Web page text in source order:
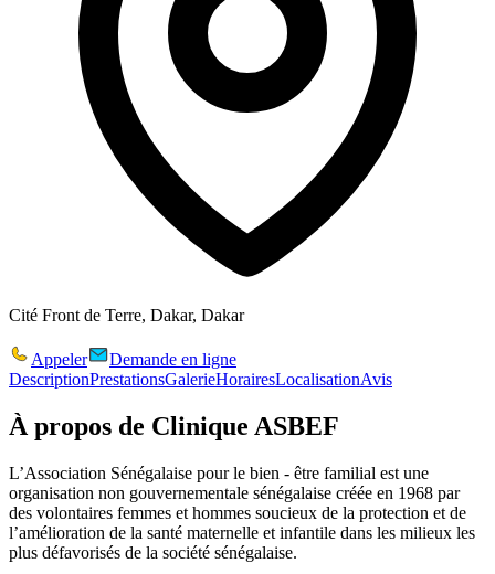
Cité Front de Terre, Dakar, Dakar
Appeler
Demande en ligne
DescriptionPrestationsGalerieHorairesLocalisationAvis
À propos de Clinique ASBEF
L’Association Sénégalaise pour le bien - être familial est une
organisation non gouvernementale sénégalaise créée en 1968 par
des volontaires femmes et hommes soucieux de la protection et de
l’amélioration de la santé maternelle et infantile dans les milieux les
plus défavorisés de la société sénégalaise.